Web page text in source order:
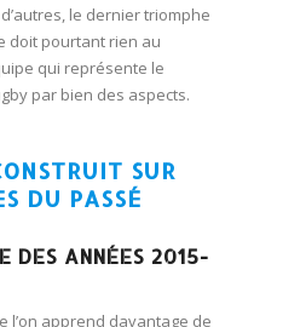
le dernier triomphe
doit pourtant rien au
qui représente le
par bien des aspects.
SUR
DU PASSÉ
DES ANNÉES 2015-
l’on apprend davantage de